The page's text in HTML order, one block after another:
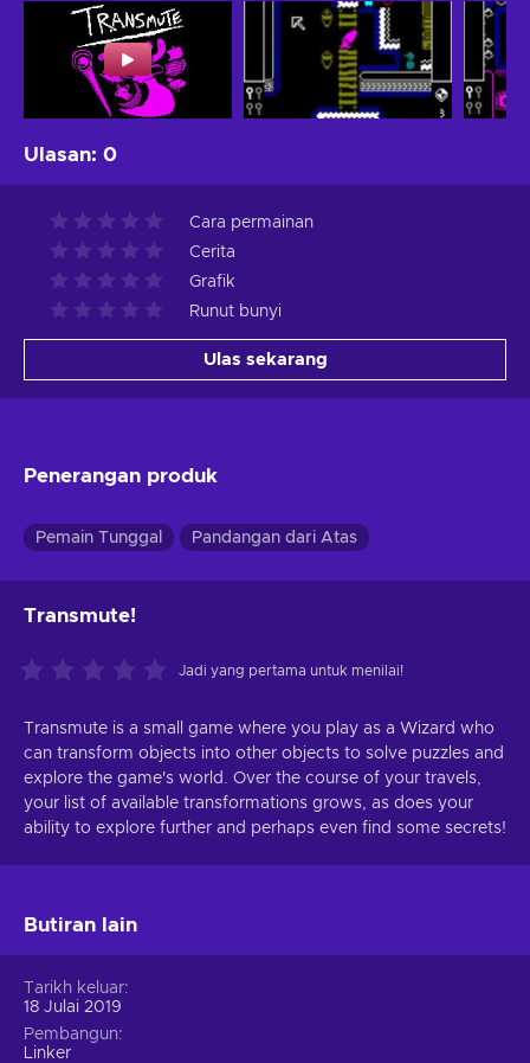
Ulasan: 0
Cara permainan
Cerita
Grafik
Runut bunyi
Ulas sekarang
Penerangan produk
Pemain Tunggal Pandangan dari Atas
Transmute!
Jadi yang pertama untuk menilai!
Transmute is a small game where you play as a Wizard who
can transform objects into other objects to solve puzzles and
explore the game's world. Over the course of your travels,
your list of available transformations grows, as does your
ability to explore further and perhaps even find some secrets!
Butiran lain
Tarikh keluar
18 Julai 2019
Pembangun
Linker